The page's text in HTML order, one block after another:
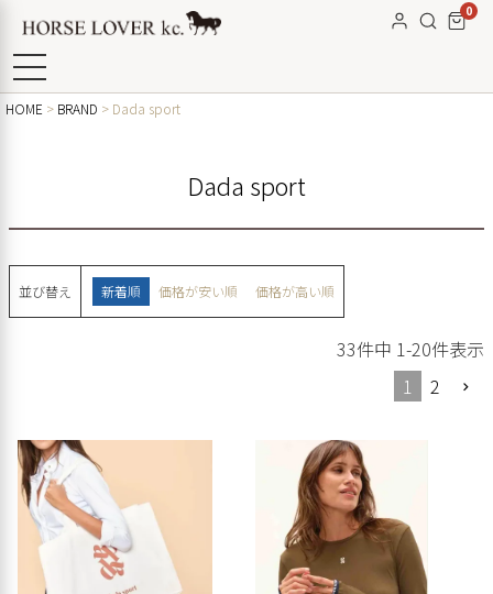
0
HOME BRAND Dada sport
Dada sport
並び替え 新着順 価格が安い順 価格が高い順
33件中 1-20件表示
1
2